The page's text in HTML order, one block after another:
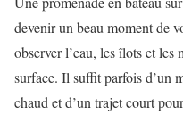
devenir un beau moment de
observer l’eau, les îlots et les
surface. Il suffit parfois d’un
chaud et d’un trajet court